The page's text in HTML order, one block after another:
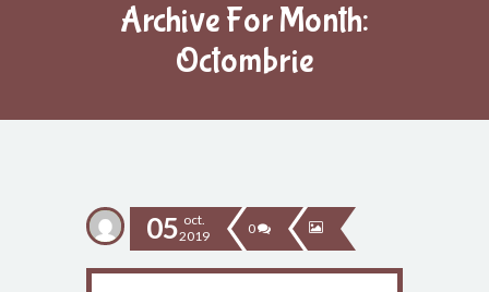
Archive For Month:
Octombrie
05 oct.
2019
0